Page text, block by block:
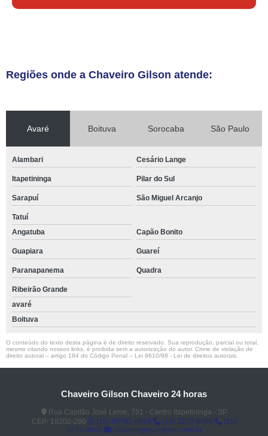
Regiões onde a Chaveiro Gilson atende:
Avaré Boituva Sorocaba São Paulo
Alambari Cesário Lange
Itapetininga Pilar do Sul
Sarapuí São Miguel Arcanjo
Tatuí
Angatuba
Capão Bonito
Guapiara Guareí
Paranapanema Quadra
Ribeirão Grande
avaré
Boituva
O conteúdo do texto desta página é de direito reservado. Sua reprodução, parcial ou total,
mesmo citando nossos links, é proibida sem a autorização do autor. Crime de violação de
direito autoral – artigo 184 do Código Penal – Lei 9610/98 - Lei de direitos autorais
Chaveiro Gilson Chaveiro 24 horas
Rua Capitão José Leme, 751 - Centro Itapetininga - SP
CEP: 18200-290
(15) 99782-0869 (15) 3272-6086
(15)
3275-4600
chaveirogilson@bol.com.br